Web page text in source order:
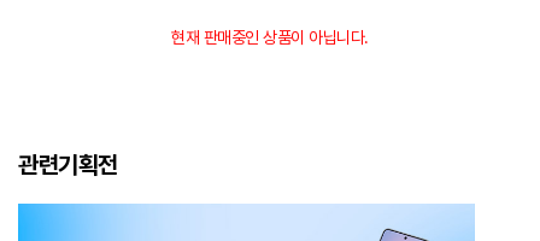
현재 판매중인 상품이 아닙니다.
관련기획전